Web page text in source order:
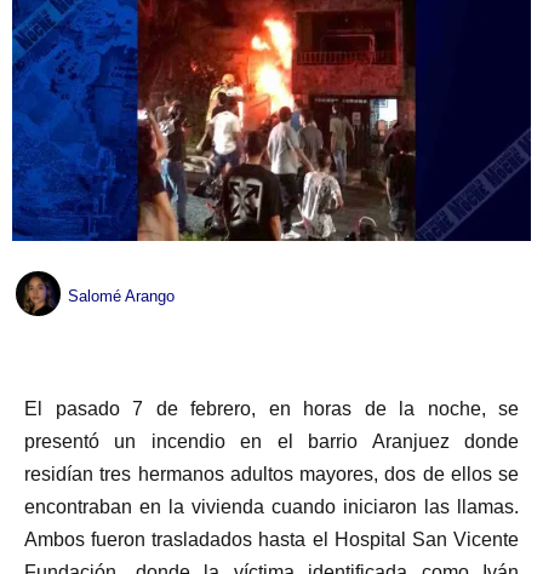
Salomé Arango
El pasado 7 de febrero, en horas de la noche, se
presentó un incendio en el barrio Aranjuez donde
residían tres hermanos adultos mayores, dos de ellos se
encontraban en la vivienda cuando iniciaron las llamas.
Ambos fueron trasladados hasta el Hospital San Vicente